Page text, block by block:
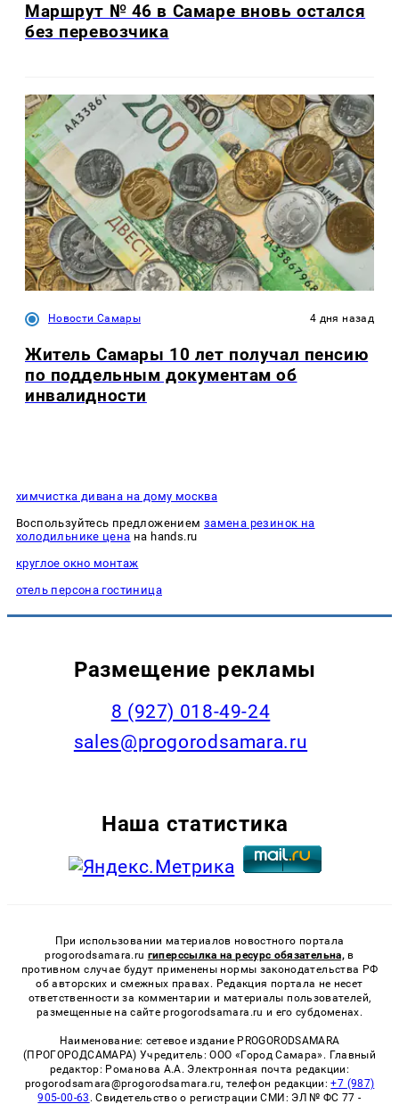
Маршрут № 46 в Самаре вновь остался
без перевозчика
Новости Самары 4 дня назад
Житель Самары 10 лет получал пенсию
по поддельным документам об
инвалидности
химчистка дивана на дому москва
Воспользуйтесь предложением замена резинок на
холодильнике цена на hands.ru
круглое окно монтаж
отель персона гостиница
Размещение рекламы
8 (927) 018-49-24
sales@progorodsamara.ru
Наша статистика
При использовании материалов новостного портала
progorodsamara.ru гиперссылка на ресурс обязательна, в
противном случае будут применены нормы законодательства РФ
об авторских и смежных правах. Редакция портала не несет
ответственности за комментарии и материалы пользователей,
размещенные на сайте progorodsamara.ru и его субдоменах.
Наименование: сетевое издание PROGORODSAMARA
(ПРОГОРОДСАМАРА) Учредитель: ООО «Город Самара». Главный
редактор: Романова А.А. Электронная почта редакции:
progorodsamara@progorodsamara.ru, телефон редакции:+7 (987)
905-00-63 . Свидетельство о регистрации СМИ: ЭЛ № ФС 77 -